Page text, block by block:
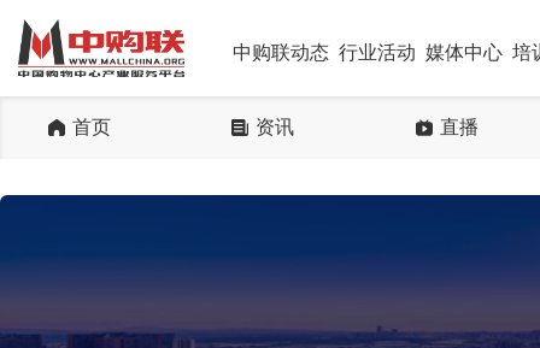
中购联动态 行业活动 媒体中心 培
首页 资讯 直播